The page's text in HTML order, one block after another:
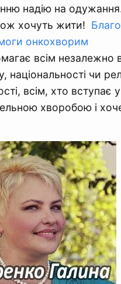
надію на
хочуть жити!
онкохворим
всім незалежно
національності чи
всім, хто вступає
хворобою і хоче